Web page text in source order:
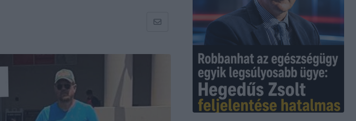
Share
Email